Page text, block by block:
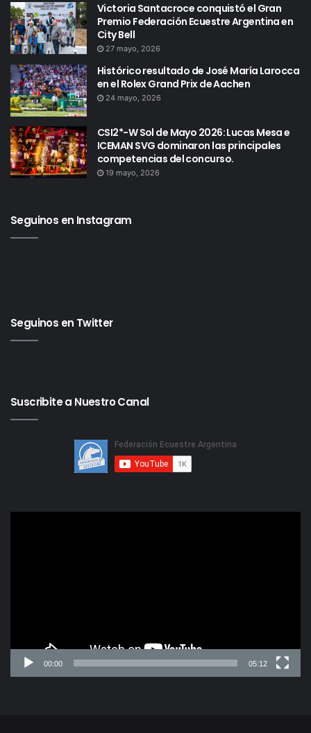
Victoria Santacroce conquistó el Gran
Premio Federación Ecuestre Argentina en
City Bell
27 mayo, 2026
Histórico resultado de José María Larocca
en el Rolex Grand Prix de Aachen
24 mayo, 2026
CSI2*-W Sol de Mayo 2026: Lucas Mesa e
ICEMAN SVG dominaron las principales
competencias del concurso.
19 mayo, 2026
Seguinos en Instagram
Seguinos en Twitter
Suscribite a Nuestro Canal
00:00 05:12